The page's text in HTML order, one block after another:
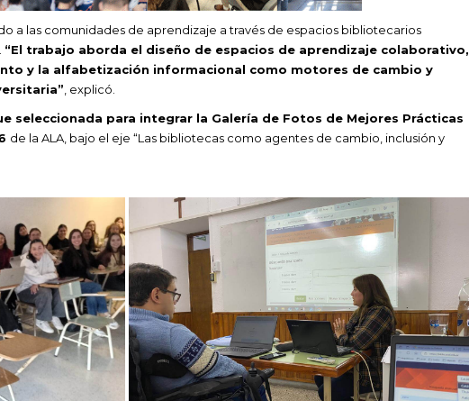
a las comunidades de aprendizaje a través de espacios bibliotecarios
“El trabajo aborda el diseño de espacios de aprendizaje colaborativo,
y la alfabetización informacional como motores de cambio y
, explicó.
seleccionada para integrar la Galería de Fotos de Mejores Prácticas
de la ALA, bajo el eje “Las bibliotecas como agentes de cambio, inclusión y